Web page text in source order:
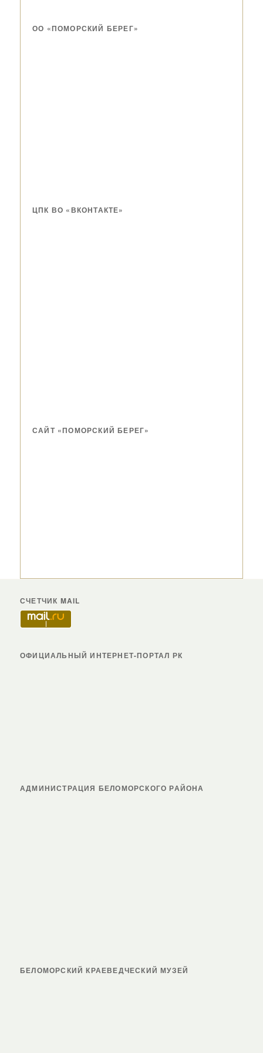
ОО «ПОМОРСКИЙ БЕРЕГ»
ЦПК ВО «ВКОНТАКТЕ»
САЙТ «ПОМОРСКИЙ БЕРЕГ»
СЧЕТЧИК MAIL
ОФИЦИАЛЬНЫЙ ИНТЕРНЕТ-ПОРТАЛ РК
АДМИНИСТРАЦИЯ БЕЛОМОРСКОГО РАЙОНА
БЕЛОМОРСКИЙ КРАЕВЕДЧЕСКИЙ МУЗЕЙ